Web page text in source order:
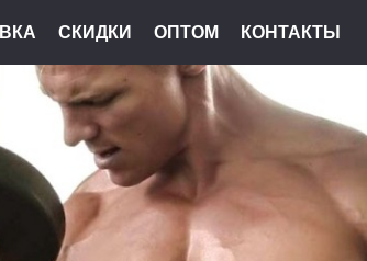
СКИДКИ ОПТОМ КОНТАКТЫ